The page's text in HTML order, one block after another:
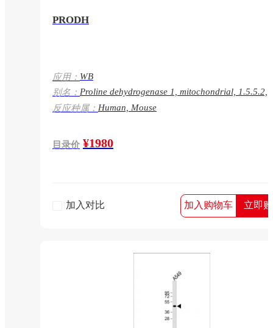
PRODH
应用： WB
别名： Proline dehydrogenase 1, mitochondrial, 1.5.5.2,
Proline oxidase, Proline oxidase 2, p53-induced
protein, PRODH, PIG6, POX2
反应种属： Human, Mouse
目录价 ¥1980
加入对比 加入购物车 立即